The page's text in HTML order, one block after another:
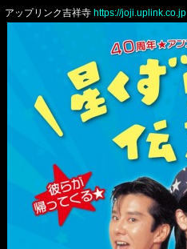
アップリンク吉祥寺 https://joji.uplink.co.jp